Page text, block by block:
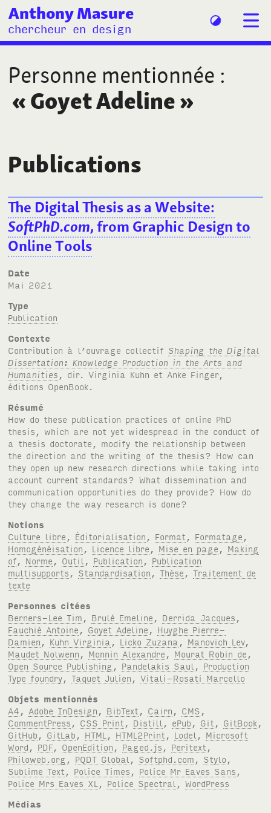
Anthony Masure
chercheur en design
Personne mentionnée :
«Goyet Adeline»
Publications
The Digital Thesis as a Website:
SoftPhD.com, from Graphic Design to
Online Tools
Date
mai 2021
Type
Publication
Contexte
Contribution à l’ouvrage collectif Shaping the Digital
Dissertation: Knowledge Production in the Arts and
Humanities , dir. Virginia Kuhn et Anke Finger,
éditions OpenBook.
Résumé
How do these publication practices of online PhD
thesis, which are not yet widespread in the conduct of
a thesis doctorate, modify the relationship between
the direction and the writing of the thesis? How can
they open up new research directions while taking into
account current standards? What dissemination and
communication opportunities do they provide? How do
they change the way research is done?
Notions
Culture libre
Éditorialisation Format Formatage
Homogénéisation
Licence libre Mise en page
Making
of
Norme Outil Publication
Publication
multisupports
Standardisation ,Thèse ,Traitement de
texte
Personnes citées
Berners-Lee Tim
Brulé Emeline Derrida Jacques
Fauchié Antoine
Goyet Adeline
Huyghe Pierre-
Damien
Kuhn Virginia Licko Zuzana Manovich Lev,
Maudet Nolwenn
Monnin Alexandre Mourat Robin de
Open Source Publishing
Pandelakis Saul
Production
Type foundry ,Taquet Julien ,Vitali-Rosati Marcello
Objets mentionnés
A4
Adobe InDesign BibText Cairn CMS
CommentPress
CSS Print Distill ePub Git GitBook
GitHub
GitLab HTML HTML2Print Lodel
Microsoft
Word
PDF, OpenEdition Paged.js Peritext
Philoweb.org
PQDT Global Softphd.com Stylo
Sublime Text
Police Times Police Mr Eaves Sans
Police Mrs Eaves XL
Police Spectral ,WordPress
Médias